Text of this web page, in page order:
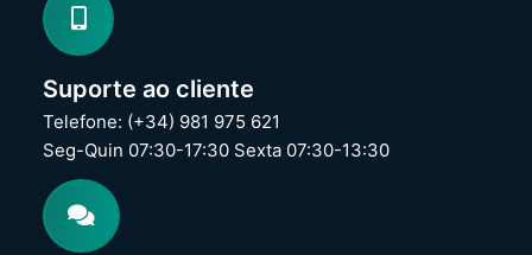
Suporte ao cliente
Telefone: (+34) 981 975 621
Seg-Quin 07:30-17:30 Sexta 07:30-13:30